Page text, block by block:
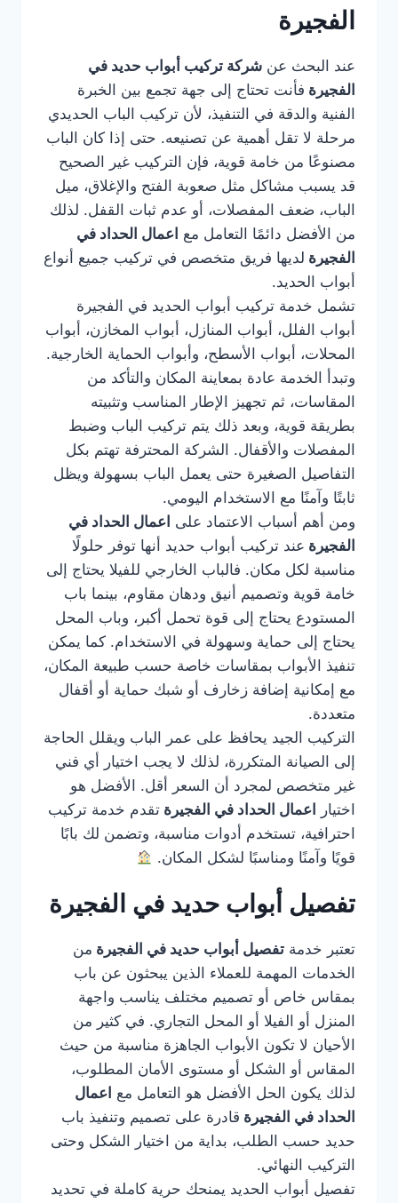
الفجيرة
عند البحث عن شركة تركيب أبواب حديد في
الفجيرة فأنت تحتاج إلى جهة تجمع بين الخبرة
الفنية والدقة في التنفيذ، لأن تركيب الباب الحديدي
مرحلة لا تقل أهمية عن تصنيعه. حتى إذا كان الباب
مصنوعًا من خامة قوية، فإن التركيب غير الصحيح
قد يسبب مشاكل مثل صعوبة الفتح والإغلاق، ميل
الباب، ضعف المفصلات، أو عدم ثبات القفل. لذلك
من الأفضل دائمًا التعامل مع اعمال الحداد في
الفجيرة لديها فريق متخصص في تركيب جميع أنواع
أبواب الحديد.
تشمل خدمة تركيب أبواب الحديد في الفجيرة
أبواب الفلل، أبواب المنازل، أبواب المخازن، أبواب
المحلات، أبواب الأسطح، وأبواب الحماية الخارجية.
وتبدأ الخدمة عادة بمعاينة المكان والتأكد من
المقاسات، ثم تجهيز الإطار المناسب وتثبيته
بطريقة قوية، وبعد ذلك يتم تركيب الباب وضبط
المفصلات والأقفال. الشركة المحترفة تهتم بكل
التفاصيل الصغيرة حتى يعمل الباب بسهولة ويظل
ثابتًا وآمنًا مع الاستخدام اليومي.
ومن أهم أسباب الاعتماد على اعمال الحداد في
الفجيرة عند تركيب أبواب حديد أنها توفر حلولًا
مناسبة لكل مكان. فالباب الخارجي للفيلا يحتاج إلى
خامة قوية وتصميم أنيق ودهان مقاوم، بينما باب
المستودع يحتاج إلى قوة تحمل أكبر، وباب المحل
يحتاج إلى حماية وسهولة في الاستخدام. كما يمكن
تنفيذ الأبواب بمقاسات خاصة حسب طبيعة المكان،
مع إمكانية إضافة زخارف أو شبك حماية أو أقفال
متعددة.
التركيب الجيد يحافظ على عمر الباب ويقلل الحاجة
إلى الصيانة المتكررة، لذلك لا يجب اختيار أي فني
غير متخصص لمجرد أن السعر أقل. الأفضل هو
اختيار
اعمال الحداد في الفجيرة تقدم خدمة تركيب
احترافية، تستخدم أدوات مناسبة، وتضمن لك بابًا
قويًا وآمنًا ومناسبًا لشكل المكان.
تفصيل أبواب حديد في الفجيرة
تعتبر خدمة تفصيل أبواب حديد في الفجيرة من
الخدمات المهمة للعملاء الذين يبحثون عن باب
بمقاس خاص أو تصميم مختلف يناسب واجهة
المنزل أو الفيلا أو المحل التجاري. في كثير من
الأحيان لا تكون الأبواب الجاهزة مناسبة من حيث
المقاس أو الشكل أو مستوى الأمان المطلوب،
لذلك يكون الحل الأفضل هو التعامل مع اعمال
الحداد في الفجيرة قادرة على تصميم وتنفيذ باب
حديد حسب الطلب، بداية من اختيار الشكل وحتى
التركيب النهائي.
تفصيل أبواب الحديد يمنحك حرية كاملة في تحديد